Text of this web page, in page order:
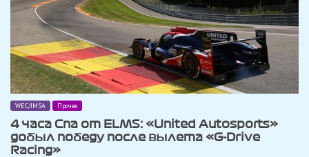
WEC/IMSA Прочее
4 часа Спа от ELMS: «United Autosports»
добыл победу после вылета «G-Drive
Racing»